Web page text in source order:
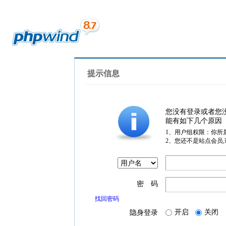
提示信息
您没有登录或者您
能有如下几个原因
1、用户组权限：你所
2、您还不是站点会员
密 码
找回密码
隐身登录 开启 关闭